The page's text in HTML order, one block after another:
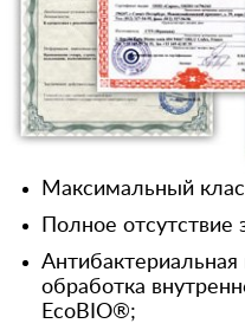
Максимальный
Полное отсутствие
Антибактериальная
обработка
EcoBIO®;